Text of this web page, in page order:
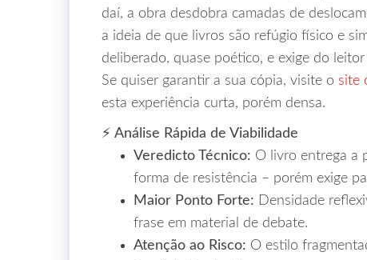
daí, a obra desdobra camadas de
a ideia de que livros são refúgio físico e
deliberado, quase poético, e exige do
Se quiser garantir a sua cópia, visite o site
esta experiência curta, porém densa.
⚡ Análise Rápida de Viabilidade
Veredicto Técnico: O livro entrega a
forma de resistência – porém exige
Maior Ponto Forte: Densidade
frase em material de debate.
Atenção ao Risco: O estilo